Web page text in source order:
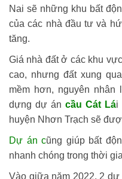
Nai sẽ những khu bất
của các nhà đầu tư và
tăng.
Giá nhà đất ở các khu
cao, nhưng đất xung
mềm hơn, nguyên
dựng dự án cầu Cát Lái
huyện Nhơn Trạch sẽ
Dự án cũng giúp bất
nhanh chóng trong thời
Vào giữa năm 2022, 2